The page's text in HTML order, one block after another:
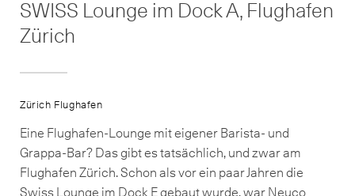
SWISS Lounge im Dock A, Flughafen
Zürich
Zürich Flughafen
Eine Flughafen-Lounge mit eigener Barista- und
Grappa-Bar? Das gibt es tatsächlich, und zwar am
Flughafen Zürich. Schon als vor ein paar Jahren die
Swiss Lounge im Dock E gebaut wurde, war Neuco